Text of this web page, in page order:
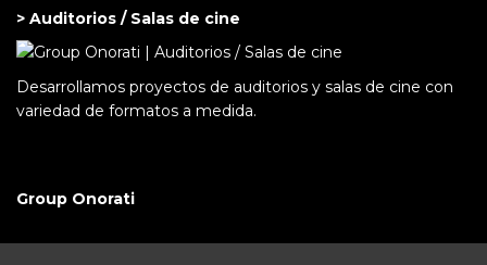
> Auditorios / Salas de cine
Desarrollamos proyectos de auditorios y salas de cine con
variedad de formatos a medida.
Group Onorati